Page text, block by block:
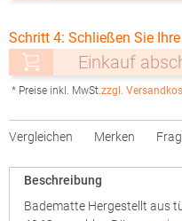
Schritt 4: Schließen Sie
Einkauf
* Preise inkl. MwSt.zzgl.
Vergleichen Merken
Beschreibung
Badematte Hergestellt aus